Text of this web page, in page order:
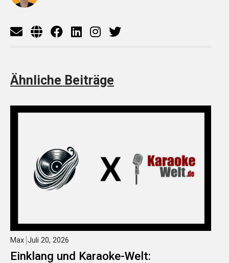
Ähnliche Beiträge
Einklang und Karaoke-Welt:
Max Juli 20, 2026